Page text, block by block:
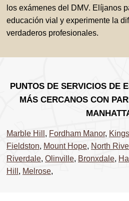
los exámenes del DMV. Elíjanos
educación vial y experimente la
verdaderos profesionales.
PUNTOS DE SERVICIOS DE
MÁS CERCANOS CON
Marble Hill , Fordham Manor,
Fieldston, Mount Hope, North
Riverdale, Olinville, Bronxdale,
Hill , Melrose,